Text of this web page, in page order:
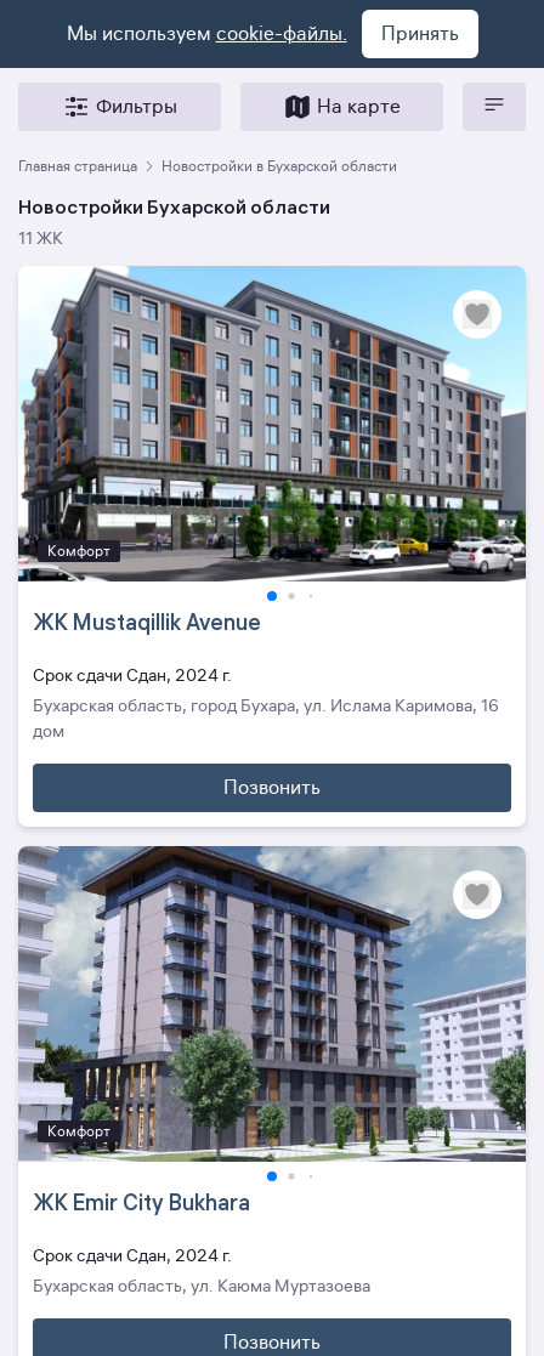
Мы используем cookie-файлы. Принять
Фильтры На карте
Главная страница Новостройки в Бухарской области
Новостройки Бухарской области
11 ЖК
Комфорт
ЖК Mustaqillik Avenue
Cрок сдачи Сдан, 2024 г.
Бухарская область, город Бухара, ул. Ислама Каримова, 16
дом
Позвонить
Комфорт
ЖК Emir City Bukhara
Cрок сдачи Сдан, 2024 г.
Бухарская область, ул. Каюма Муртазоева
Позвонить